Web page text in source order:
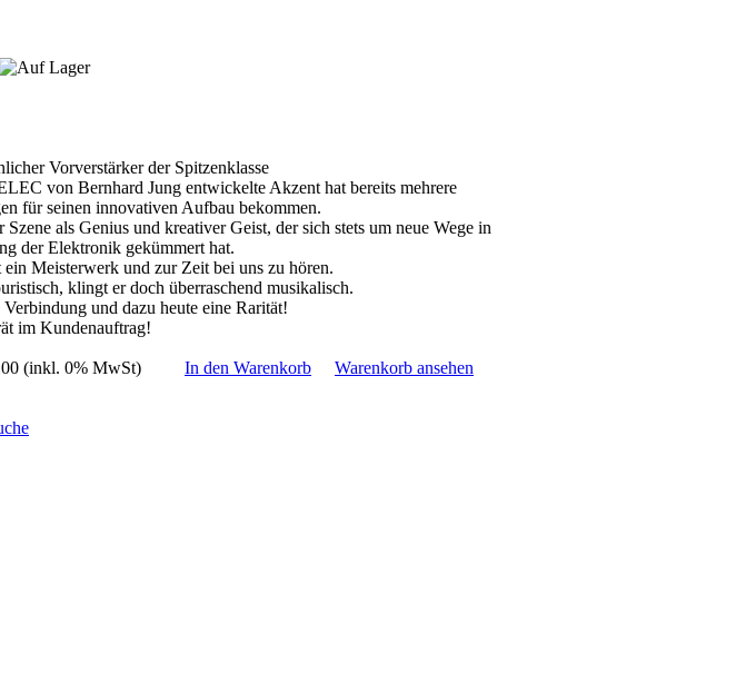
Vorverstärker der Spitzenklasse
von Bernhard Jung entwickelte Akzent hat bereits mehrere
für seinen innovativen Aufbau bekommen.
Szene als Genius und kreativer Geist, der sich stets um neue Wege in
der Elektronik gekümmert hat.
Meisterwerk und zur Zeit bei uns zu hören.
klingt er doch überraschend musikalisch.
Verbindung und dazu heute eine Rarität!
im Kundenauftrag!
(inkl. 0% MwSt) In den Warenkorb Warenkorb ansehen